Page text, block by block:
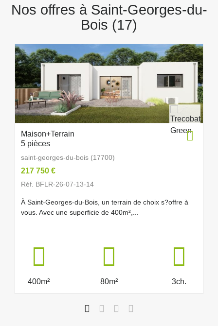
Nos offres à Saint-Georges-du-
Bois (17)
Maison+Terrain
5 pièces
saint-georges-du-bois (17700)
217 750 €
Réf. BFLR-26-07-13-14
À Saint-Georges-du-Bois, un terrain de choix s?offre à
vous. Avec une superficie de 400m²,...
400m² 80m² 3ch.